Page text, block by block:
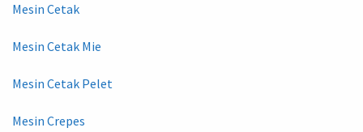
Mesin Cetak
Mesin Cetak Mie
Mesin Cetak Pelet
Mesin Crepes